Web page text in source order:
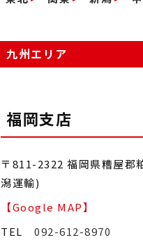
九州エリア
福岡支店
〒811-2322 福岡県糟屋郡
潟運輸)
【Google MAP】
TEL 092-612-8970